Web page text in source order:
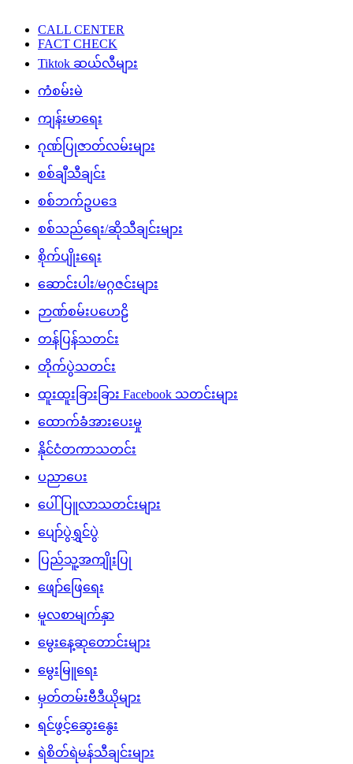
CALL CENTER
FACT CHECK
Tiktok ဆယ်လီများ
ကံစမ်းမဲ
ကျန်းမာရေး
ဂုဏ်ပြုဇာတ်လမ်းများ
စစ်ချီသီချင်း
စစ်ဘက်ဥပဒေ
စစ်သည်ရေး/ဆိုသီချင်းများ
စိုက်ပျိုးရေး
ဆောင်းပါး/မဂ္ဂဇင်းများ
ဉာဏ်စမ်းပဟေဠိ
တန်ပြန်သတင်း
တိုက်ပွဲသတင်း
ထူးထူးခြားခြား Facebook သတင်းများ
ထောက်ခံအားပေးမှု
နိုင်ငံတကာသတင်း
ပညာပေး
ပေါ်ပြူလာသတင်းများ
ပျော်ပွဲရွှင်ပွဲ
ပြည်သူ့အကျိုးပြု
ဖျော်ဖြေရေး
မူလစာမျက်နှာ
မွေးနေ့ဆုတောင်းများ
မွေးမြူရေး
မှတ်တမ်းဗီဒီယိုများ
ရင်ဖွင့်ဆွေးနွေး
ရဲစိတ်ရဲမန်သီချင်းများ